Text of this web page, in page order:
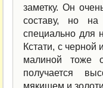
заметку. Он
составу, но
специально для
Кстати, с черной
малиной тоже
получается
мякишем и